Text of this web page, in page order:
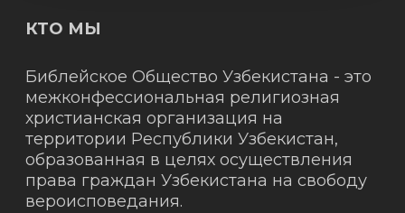
КТО МЫ
Библейское Общество Узбекистана - это
межконфессиональная религиозная
христианская организация на
территории Республики Узбекистан,
образованная в целях осуществления
права граждан Узбекистана на свободу
вероисповедания.